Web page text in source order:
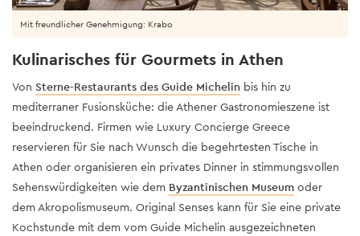
Mit freundlicher Genehmigung: Krabo
Kulinarisches für Gourmets in Athen
Von Sterne-Restaurants des Guide Michelin bis hin zu
mediterraner Fusionsküche: die Athener Gastronomieszene ist
beeindruckend. Firmen wie Luxury Concierge Greece
reservieren für Sie nach Wunsch die begehrtesten Tische in
Athen oder organisieren ein privates Dinner in stimmungsvollen
Sehenswürdigkeiten wie dem Byzantinischen Museum oder
dem Akropolismuseum. Original Senses kann für Sie eine private
Kochstunde mit dem vom Guide Michelin ausgezeichneten